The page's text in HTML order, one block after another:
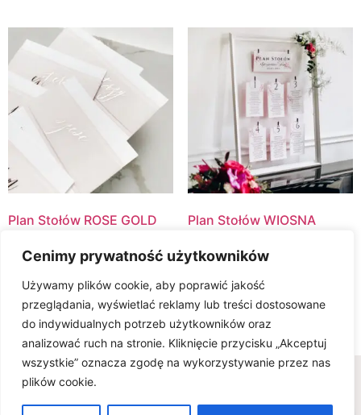
Cenimy prywatność użytkowników
Używamy plików cookie, aby poprawić jakość
przeglądania, wyświetlać reklamy lub treści dostosowane
do indywidualnych potrzeb użytkowników oraz
analizować ruch na stronie. Kliknięcie przycisku „Akceptuj
wszystkie” oznacza zgodę na wykorzystywanie przez nas
plików cookie.
Plan Stołów ROSE GOLD
150.00zł
Select Options
Plan Stołów WIOSNA
Select Options
Wszelkie prawa zastrzeżone © www.karteria.pl
FAQ - wiedza na temat zaproszeń ślubnych